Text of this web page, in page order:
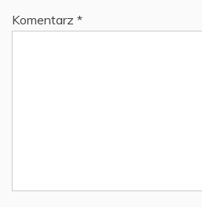
Komentarz *